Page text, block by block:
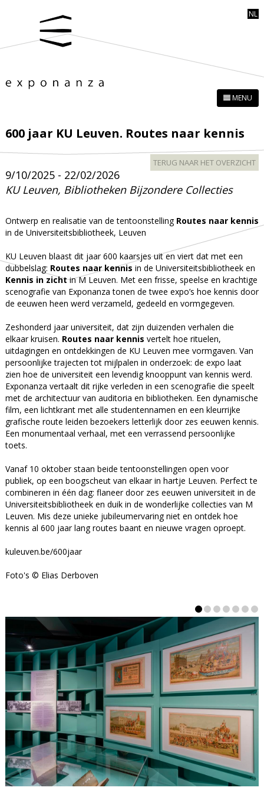
NL
MENU
600 jaar KU Leuven. Routes naar kennis
TERUG NAAR HET OVERZICHT
9/10/2025 - 22/02/2026
KU Leuven, Bibliotheken Bijzondere Collecties
Ontwerp en realisatie van de tentoonstelling Routes naar kennis
in de Universiteitsbibliotheek, Leuven
KU Leuven blaast dit jaar 600 kaarsjes uit en viert dat met een
dubbelslag: Routes naar kennis in de Universiteitsbibliotheek en
Kennis in zicht in M Leuven. Met een frisse, speelse en krachtige
scenografie van Exponanza tonen de twee expo’s hoe kennis door
de eeuwen heen werd verzameld, gedeeld en vormgegeven.
Zeshonderd jaar universiteit, dat zijn duizenden verhalen die
elkaar kruisen. Routes naar kennis vertelt hoe rituelen,
uitdagingen en ontdekkingen de KU Leuven mee vormgaven. Van
persoonlijke trajecten tot mijlpalen in onderzoek: de expo laat
zien hoe de universiteit een levendig knooppunt van kennis werd.
Exponanza vertaalt dit rijke verleden in een scenografie die speelt
met de architectuur van auditoria en bibliotheken. Een dynamische
film, een lichtkrant met alle studentennamen en een kleurrijke
grafische route leiden bezoekers letterlijk door zes eeuwen kennis.
Een monumentaal verhaal, met een verrassend persoonlijke
toets.
Vanaf 10 oktober staan beide tentoonstellingen open voor
publiek, op een boogscheut van elkaar in hartje Leuven. Perfect te
combineren in één dag: flaneer door zes eeuwen universiteit in de
Universiteitsbibliotheek en duik in de wonderlijke collecties van M
Leuven. Mis deze unieke jubileumervaring niet en ontdek hoe
kennis al 600 jaar lang routes baant en nieuwe vragen oproept.
kuleuven.be/600jaar
Foto's © Elias Derboven